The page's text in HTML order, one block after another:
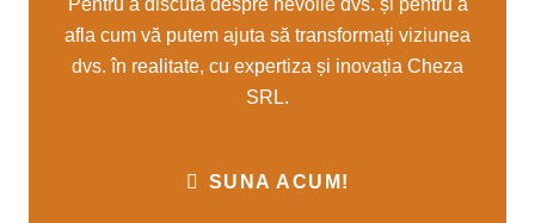
Pentru a discuta despre nevoile dvs. și pentru a
afla cum vă putem ajuta să transformați viziunea
dvs. în realitate, cu expertiza și inovația Cheza
SRL.
SUNA ACUM!